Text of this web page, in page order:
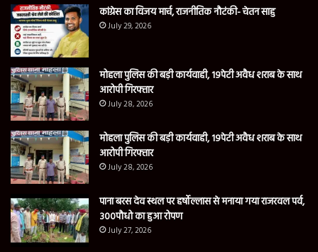
कांग्रेस का विजय मार्च, राजनीतिक नौटंकी- चेतन साहु
July 29, 2026
मोहला पुलिस की बड़ी कार्यवाही, 19पेटी अवैध शराब के साथ
आरोपी गिरफ्तार
July 28, 2026
मोहला पुलिस की बड़ी कार्यवाही, 19पेटी अवैध शराब के साथ
आरोपी गिरफ्तार
July 28, 2026
पाना बरस देव स्थल पर हर्षोल्लास से मनाया गया राजरवल पर्व,
300पौधो का हुआ रोपण
July 27, 2026